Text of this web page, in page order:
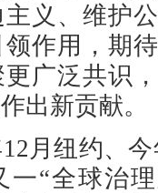
义、维护
作用，期
广泛共识
出新贡献。
月纽约、
一“全球治